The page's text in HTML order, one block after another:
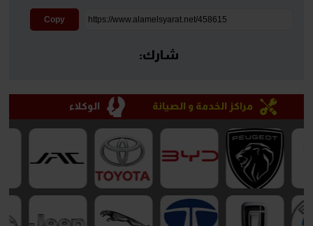
Copy
شارك:
مراكز الخدمة و الصيانة الوكلاء